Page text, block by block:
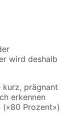
wird deshalb
kurz, prägnant
erkennen
Prozent»)